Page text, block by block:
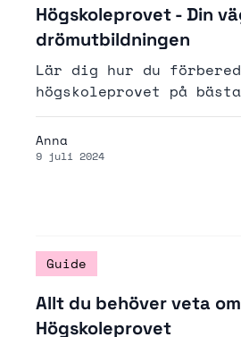
Högskoleprovet - Din
drömutbildningen
Lär dig hur du
högskoleprovet på
konkreta tips om
stresshantering och
förberedelse. Med rätt
Anna
9 juli 2024
Guide
Allt du behöver veta om
Högskoleprovet